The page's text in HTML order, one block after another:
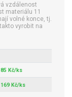
vzdálenost
materiálu 11
volné konce, tj.
vyrobit na
85 Kč/ks
169 Kč/ks